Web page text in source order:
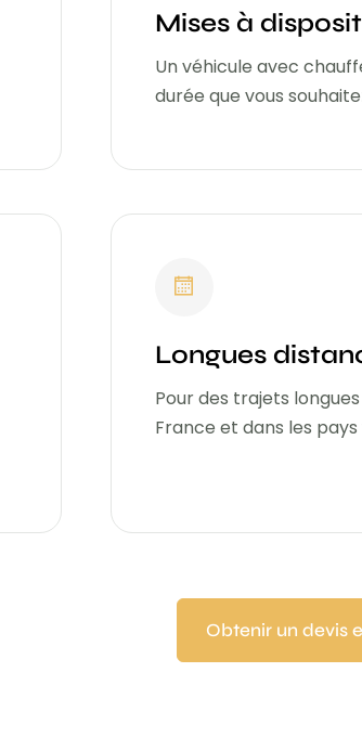
Mises à
Un véhicule avec
durée que vous
Longues
Pour des trajets
France et dans les pays
Obtenir un devis